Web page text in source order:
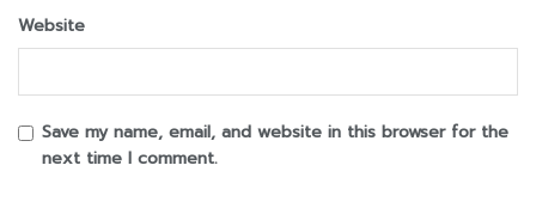
Website
Save my name, email, and website in this browser for the
next time I comment.